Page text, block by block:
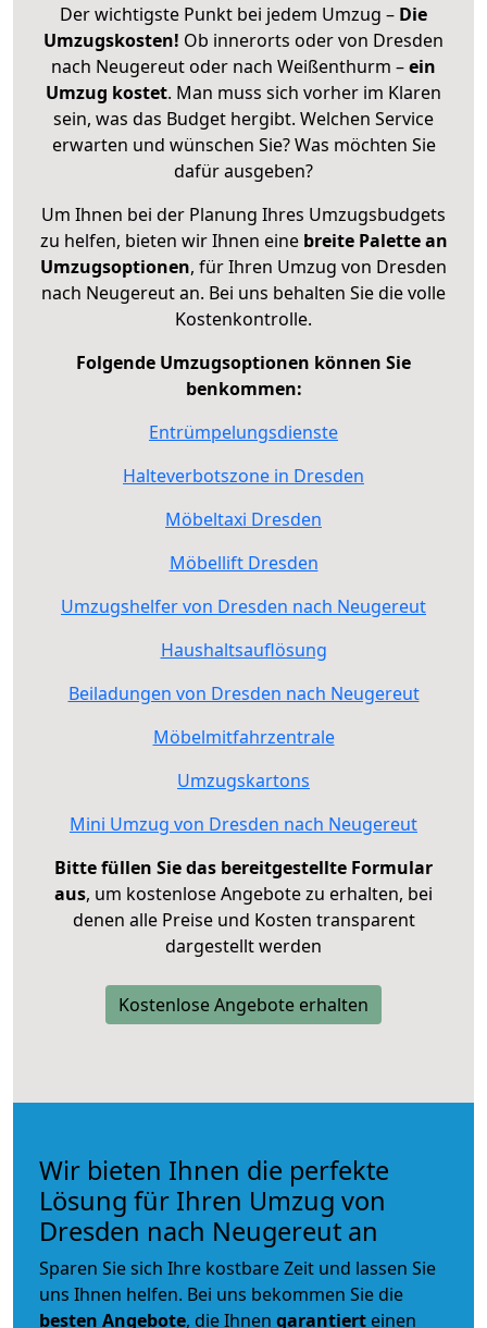
Der wichtigste Punkt bei jedem Umzug – Die
Umzugskosten! Ob innerorts oder von Dresden
nach Neugereut oder nach Weißenthurm –ein
Umzug kostet. Man muss sich vorher im Klaren
sein, was das Budget hergibt. Welchen Service
erwarten und wünschen Sie? Was möchten Sie
dafür ausgeben?
Um Ihnen bei der Planung Ihres Umzugsbudgets
zu helfen, bieten wir Ihnen eine breite Palette an
Umzugsoptionen, für Ihren Umzug von Dresden
nach Neugereut an. Bei uns behalten Sie die volle
Kostenkontrolle.
Folgende Umzugsoptionen können Sie
benkommen:
Entrümpelungsdienste
Halteverbotszone in Dresden
Möbeltaxi Dresden
Möbellift Dresden
Umzugshelfer von Dresden nach Neugereut
Haushaltsauflösung
Beiladungen von Dresden nach Neugereut
Möbelmitfahrzentrale
Umzugskartons
Mini Umzug von Dresden nach Neugereut
Bitte füllen Sie das bereitgestellte Formular
aus, um kostenlose Angebote zu erhalten, bei
denen alle Preise und Kosten transparent
dargestellt werden
Kostenlose Angebote erhalten
Wir bieten Ihnen die perfekte
Lösung für Ihren Umzug von
Dresden nach Neugereut an
Sparen Sie sich Ihre kostbare Zeit und lassen Sie
uns Ihnen helfen. Bei uns bekommen Sie die
besten Angebote, die Ihnen garantiert einen